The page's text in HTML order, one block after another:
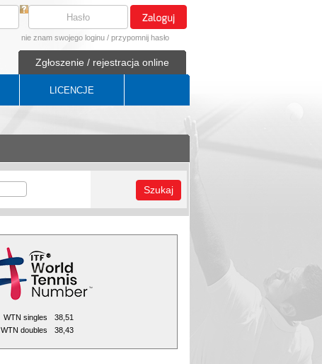
nie znam swojego loginu / przypomnij hasło
Zgłoszenie / rejestracja online
LICENCJE
Szukaj
WTN singles
38,51
WTN doubles
38,43